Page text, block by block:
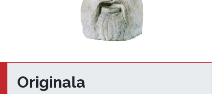
Originala